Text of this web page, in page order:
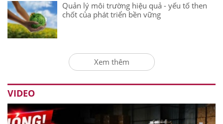
Quản lý môi trường hiệu quả - yếu tố then
chốt của phát triển bền vững
Xem thêm
VIDEO